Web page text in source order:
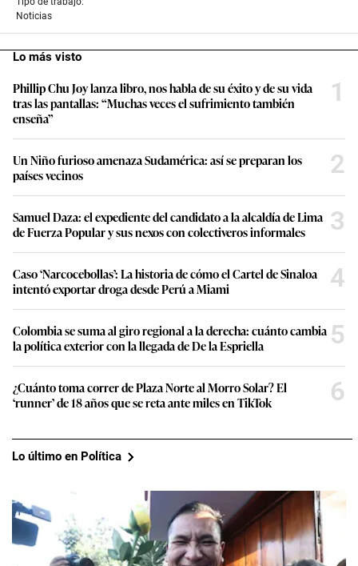
Noticias
Lo más visto
Phillip Chu Joy lanza libro, nos habla de su éxito y de su vida
tras las pantallas: “Muchas veces el sufrimiento también
enseña”
1
Un Niño furioso amenaza Sudamérica: así se preparan los
países vecinos
2
Samuel Daza: el expediente del candidato a la alcaldía de Lima
de Fuerza Popular y sus nexos con colectiveros informales
3
Caso ‘Narcocebollas’: La historia de cómo el Cartel de Sinaloa
intentó exportar droga desde Perú a Miami
4
Colombia se suma al giro regional a la derecha: cuánto cambia
la política exterior con la llegada de De la Espriella
5
¿Cuánto toma correr de Plaza Norte al Morro Solar? El
‘runner’ de 18 años que se reta ante miles en TikTok
6
Lo último en Política